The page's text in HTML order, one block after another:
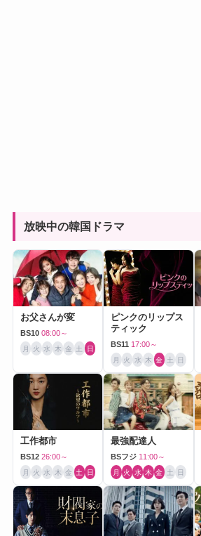
放映中の韓国ドラマ
お父さんが変
BS10 08:00～
月 火 水 木 金 土 日
ピンクのリップス
ティック
BS11 17:00～
月 火 水 木 金 土 日
工作都市
BS12 26:00～
月 火 水 木 金 土 日
最強配達人
BSフジ 11:00～
月 火 水 木 金 土 日